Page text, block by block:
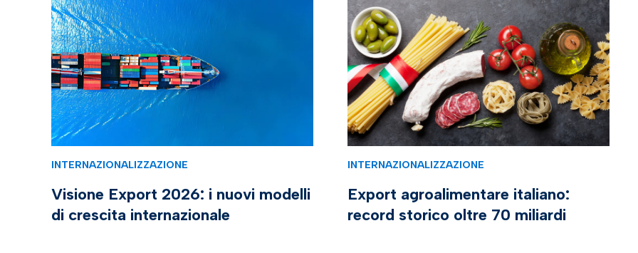
INTERNAZIONALIZZAZIONE
Visione Export 2026: i nuovi modelli
di crescita internazionale
INTERNAZIONALIZZAZIONE
Export agroalimentare italiano:
record storico oltre 70 miliardi